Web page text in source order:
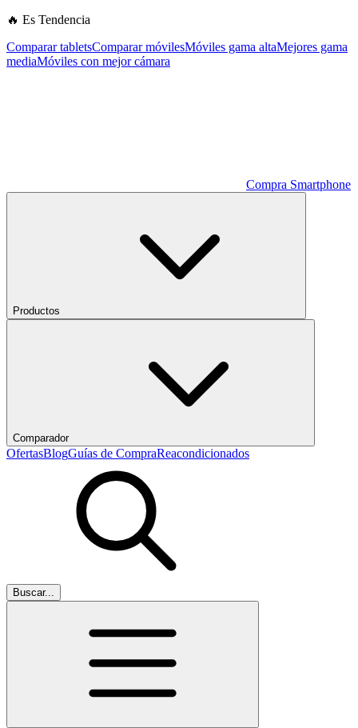
🔥 Es Tendencia
Comparar tabletsComparar móvilesMóviles gama altaMejores gama
mediaMóviles con mejor cámara
Compra Smartphone
Productos
Comparador
OfertasBlogGuías de CompraReacondicionados
Buscar...